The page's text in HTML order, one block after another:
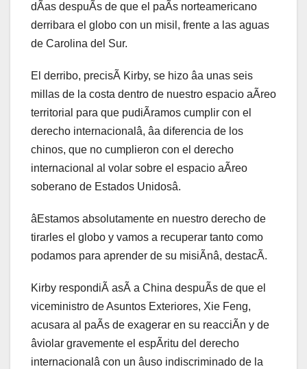
dÃas despuÃs de que el paÃs norteamericano
derribara el globo con un misil, frente a las aguas
de Carolina del Sur.
El derribo, precisÃ Kirby, se hizo âa unas seis
millas de la costa dentro de nuestro espacio aÃreo
territorial para que pudiÃramos cumplir con el
derecho internacionalâ, âa diferencia de los
chinos, que no cumplieron con el derecho
internacional al volar sobre el espacio aÃreo
soberano de Estados Unidosâ.
âEstamos absolutamente en nuestro derecho de
tirarles el globo y vamos a recuperar tanto como
podamos para aprender de su misiÃnâ, destacÃ.
Kirby respondiÃ asÃ a China despuÃs de que el
viceministro de Asuntos Exteriores, Xie Feng,
acusara al paÃs de exagerar en su reacciÃn y de
âviolar gravemente el espÃritu del derecho
internacionalâ con un âuso indiscriminado de la